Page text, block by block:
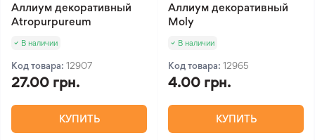
Аллиум декоративный
Atropurpureum
В наличии
Код товара: 12907
27.00 грн.
КУПИТЬ
Аллиум декоративный
Moly
В наличии
Код товара: 12965
4.00 грн.
КУПИТЬ